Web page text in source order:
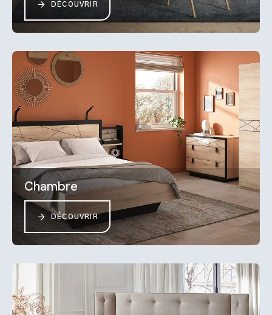
DÉCOUVRIR
Chambre
DÉCOUVRIR